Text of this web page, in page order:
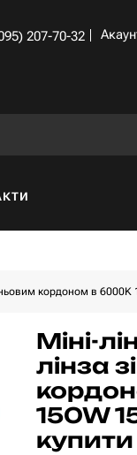
207-70-32
кордоном в
Міні-
лінза
150W